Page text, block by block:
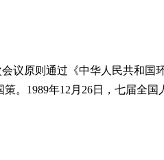
原则通过《中华人民共和国
。1989年12月26日，七届全